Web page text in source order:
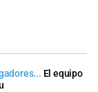
El equipo